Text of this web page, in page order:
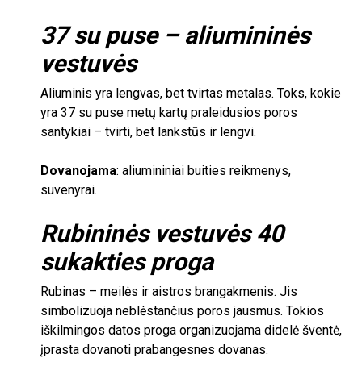
37su puse – aliumininės
vestuvės
Aliuminis yra lengvas, bet tvirtas metalas. Toks, kokie
yra 37 su puse metų kartų praleidusios poros
santykiai – tvirti, bet lankstūs ir lengvi.
Dovanojama: aliumininiai buities reikmenys,
suvenyrai.
Rubininės vestuvės40
sukakties proga
Rubinas – meilės ir aistros brangakmenis. Jis
simbolizuoja neblėstančius poros jausmus. Tokios
iškilmingos datos proga organizuojama didelė šventė,
įprasta dovanoti prabangesnes dovanas.